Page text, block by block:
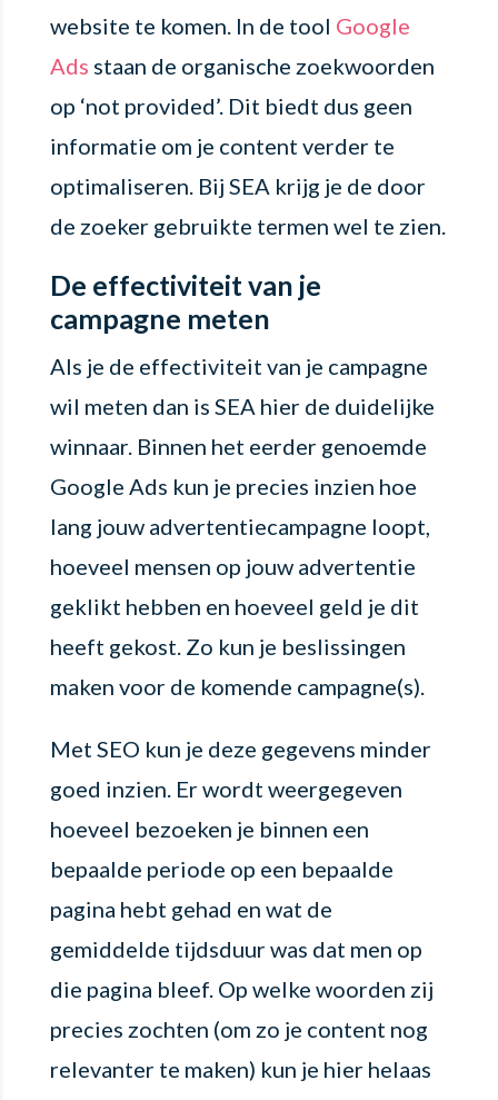
website te komen. In de tool Google
Ads staan de organische zoekwoorden
op ‘not provided’. Dit biedt dus geen
informatie om je content verder te
optimaliseren. Bij SEA krijg je de door
de zoeker gebruikte termen wel te zien.
De effectiviteit van je
campagne meten
Als je de effectiviteit van je campagne
wil meten dan is SEA hier de duidelijke
winnaar. Binnen het eerder genoemde
Google Ads kun je precies inzien hoe
lang jouw advertentiecampagne loopt,
hoeveel mensen op jouw advertentie
geklikt hebben en hoeveel geld je dit
heeft gekost. Zo kun je beslissingen
maken voor de komende campagne(s).
Met SEO kun je deze gegevens minder
goed inzien. Er wordt weergegeven
hoeveel bezoeken je binnen een
bepaalde periode op een bepaalde
pagina hebt gehad en wat de
gemiddelde tijdsduur was dat men op
die pagina bleef. Op welke woorden zij
precies zochten (om zo je content nog
relevanter te maken) kun je hier helaas